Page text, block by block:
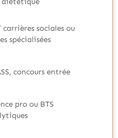
carrières sociales ou
spécialisées
concours entrée
pro ou BTS